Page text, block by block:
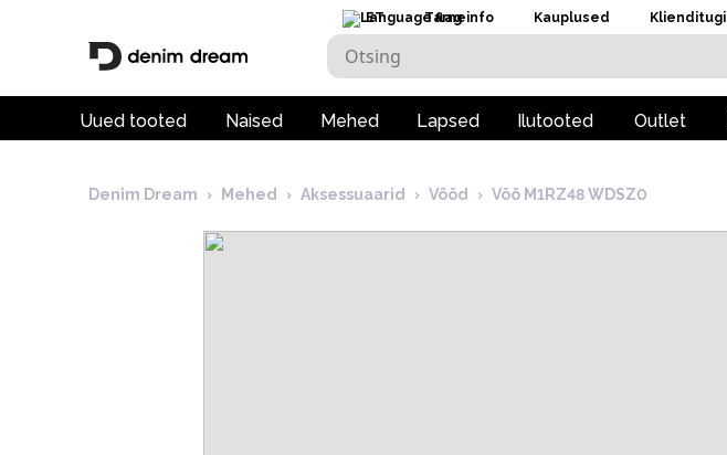
ET Tarneinfo Kauplused Klienditugi
Uued tooted Naised Mehed Lapsed Ilutooted Outlet
Denim Dream › Mehed › Aksessuaarid › Vööd › Vöö M1RZ48 WDSZ0